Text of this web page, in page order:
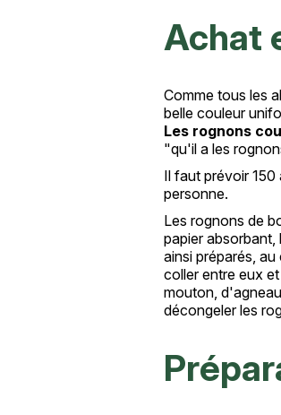
Achat
Comme tous les
belle couleur
Les rognons
"qu'il a les
Il faut prévoir
personne.
Les rognons de
papier absorbant,
ainsi préparés,
coller entre eux
mouton,
décongeler les